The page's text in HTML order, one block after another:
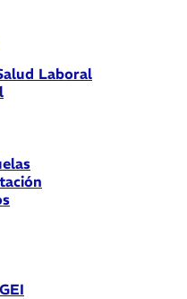
Laboral